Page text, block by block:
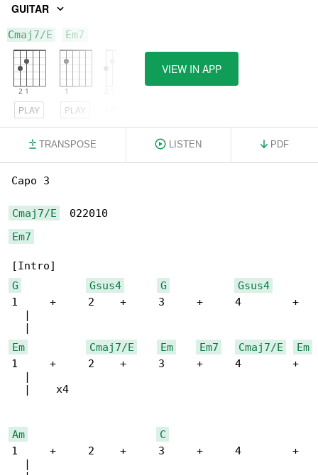
GUITAR
Cmaj7/E
PLAY
Em7
PLAY
VIEW IN APP
TRANSPOSE LISTEN PDF
Capo 3
Cmaj7/E
Em7
G
Gsus4 G
Gsus4
1     +     2    +     3     +     4        +
  |
Em
Cmaj7/E Em Em7 Cmaj7/E
Em
1     +     2    +     3     +     4        +
  |
  |    x4
Am
C
1     +     2    +     3     +     4        +
  |